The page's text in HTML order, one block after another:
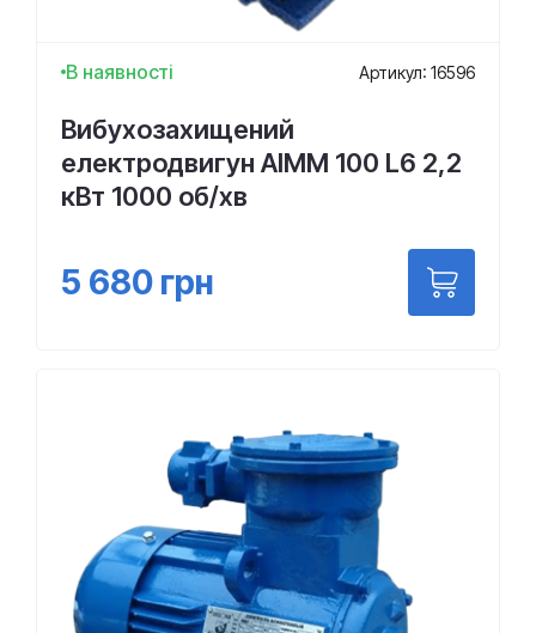
В наявності Артикул: 16596
Вибухозахищений
електродвигун АІММ 100 L6 2,2
кВт 1000 об/хв
5 680 грн